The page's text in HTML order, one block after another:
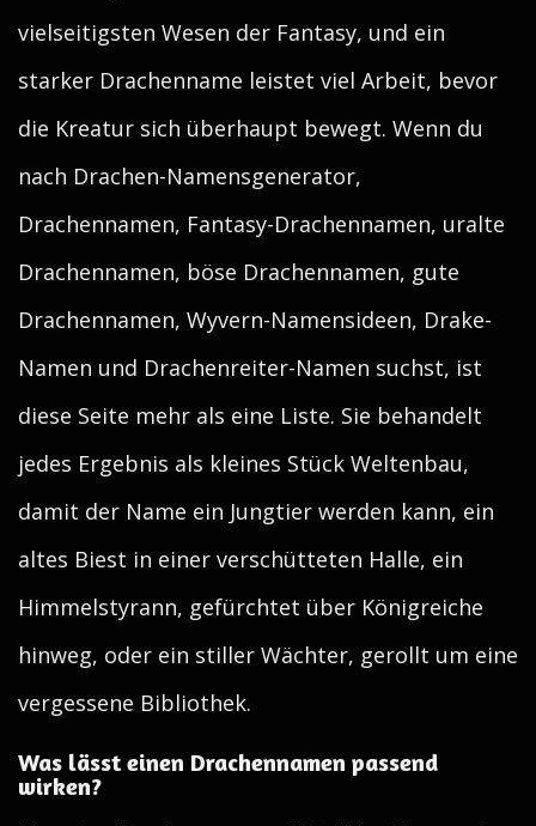
vielseitigsten Wesen der Fantasy, und ein
starker Drachenname leistet viel Arbeit, bevor
die Kreatur sich überhaupt bewegt. Wenn du
nach Drachen-Namensgenerator,
Drachennamen, Fantasy-Drachennamen, uralte
Drachennamen, böse Drachennamen, gute
Drachennamen, Wyvern-Namensideen, Drake-
Namen und Drachenreiter-Namen suchst, ist
diese Seite mehr als eine Liste. Sie behandelt
jedes Ergebnis als kleines Stück Weltenbau,
damit der Name ein Jungtier werden kann, ein
altes Biest in einer verschütteten Halle, ein
Himmelstyrann, gefürchtet über Königreiche
hinweg, oder ein stiller Wächter, gerollt um eine
vergessene Bibliothek.
Was lässt einen Drachennamen passend
wirken?